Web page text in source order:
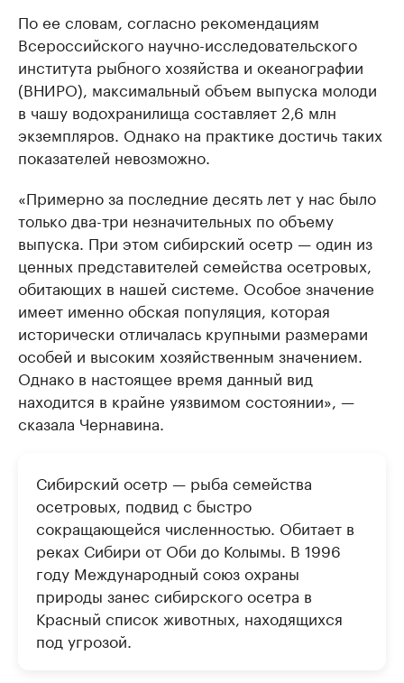
По ее словам, согласно рекомендациям
Всероссийского научно-исследовательского
института рыбного хозяйства и океанографии
(ВНИРО), максимальный объем выпуска молоди
в чашу водохранилища составляет 2,6 млн
экземпляров. Однако на практике достичь таких
показателей невозможно.
«Примерно за последние десять лет у нас было
только два-три незначительных по объему
выпуска. При этом сибирский осетр — один из
ценных представителей семейства осетровых,
обитающих в нашей системе. Особое значение
имеет именно обская популяция, которая
исторически отличалась крупными размерами
особей и высоким хозяйственным значением.
Однако в настоящее время данный вид
находится в крайне уязвимом состоянии», —
сказала Чернавина.
Сибирский осетр — рыба семейства
осетровых, подвид с быстро
сокращающейся численностью. Обитает в
реках Сибири от Оби до Колымы. В 1996
году Международный союз охраны
природы занес сибирского осетра в
Красный список животных, находящихся
под угрозой.